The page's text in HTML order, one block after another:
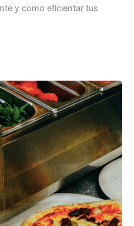
y como eficientar tus